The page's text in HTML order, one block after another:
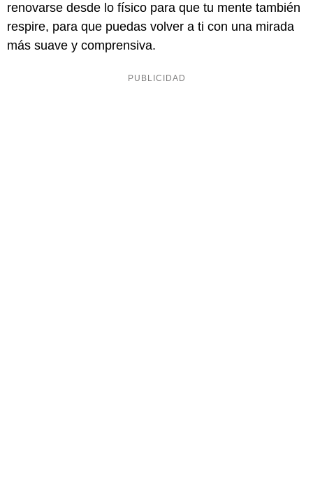
renovarse desde lo físico para que tu mente también
respire, para que puedas volver a ti con una mirada
más suave y comprensiva.